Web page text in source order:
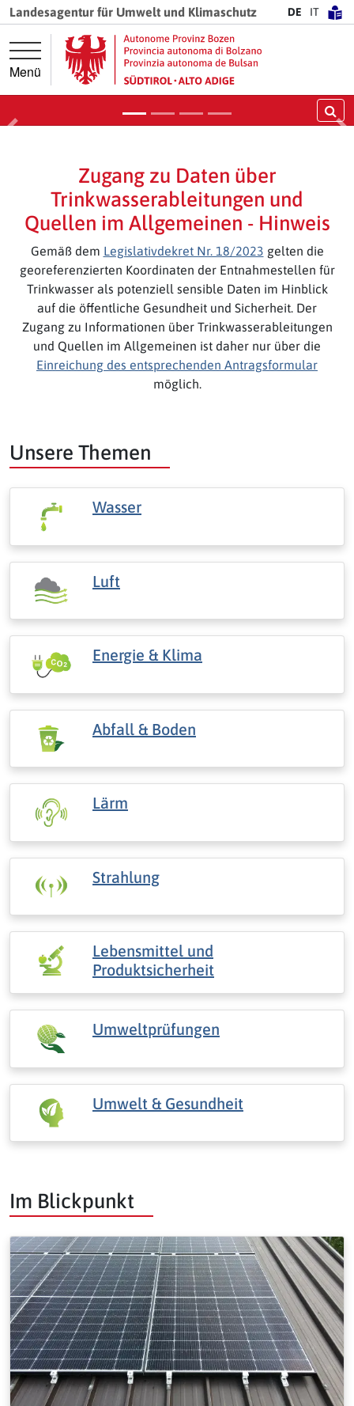
Springe direkt zur Hauptnavigation
Springe direkt zum Inhalt
Landesagentur für Umwelt und Klimaschutz DE IT
Menü
Wasserknappheit: Land legt
Maßnahmenpaket fest
Mehr dazu
Zugang zu Daten über
Trinkwasserableitungen und
Quellen im Allgemeinen - Hinweis
Gemäß dem Legislativdekret Nr. 18/2023 gelten die
georeferenzierten Koordinaten der Entnahmestellen für
Trinkwasser als potenziell sensible Daten im Hinblick
auf die öffentliche Gesundheit und Sicherheit. Der
Zugang zu Informationen über Trinkwasserableitungen
und Quellen im Allgemeinen ist daher nur über die
Einreichung des entsprechenden Antragsformular
möglich.
Unsere Themen
Wasser
Luft
Energie & Klima
Abfall & Boden
Lärm
Strahlung
Lebensmittel und
Produktsicherheit
Umweltprüfungen
Umwelt & Gesundheit
Im Blickpunkt